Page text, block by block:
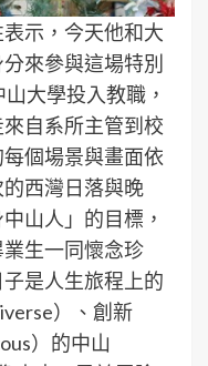
示，今天他和大
來參與這場特別
大學投入教職，
自系所主管到校
個場景與畫面依
西灣日落與晚
山人」的目標，
生一同懷念珍
是人生旅程上的
）、創新
）的中山